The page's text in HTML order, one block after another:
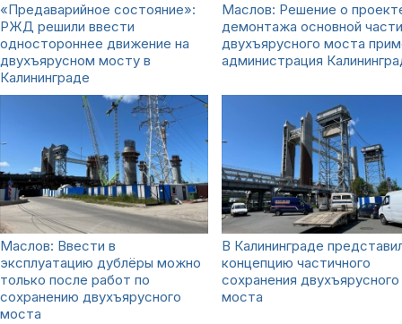
«Предаварийное состояние»:
РЖД решили ввести
одностороннее движение на
двухъярусном мосту в
Калининграде
Маслов: Решение о
демонтажа основной части
двухъярусного моста
администрация
Маслов: Ввести в
эксплуатацию дублёры можно
только после работ по
сохранению двухъярусного
моста
В Калининграде
концепцию частичного
сохранения двухъярусного
моста